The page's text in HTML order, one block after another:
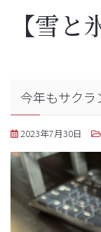
【雪と
今年もサクラ
2023年7月30日